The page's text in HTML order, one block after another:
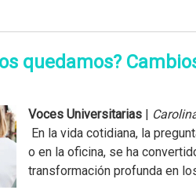
quedamos?
Voces Universitarias |
En la vida cotidiana, la
o en la oficina, se ha
transformación profunda en